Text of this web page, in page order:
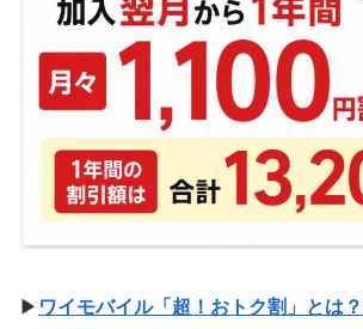
▶ ワイモバイル「超！おトク割」とは